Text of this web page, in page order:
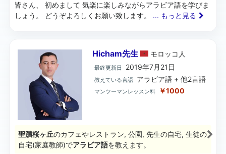
皆さん、 初めまして 気楽に楽しみながらアラビア語を学びま
しょう。 どうぞよろしくお願い致します。 ... もっと見る
Hicham先生 モロッコ 人
最終更新日 2019年7月21日
教えている言語 アラビア語 + 他2言語
マンツーマンレッスン料 ￥1000
聖蹟桜ヶ丘のカフェやレストラン, 公園, 先生の自宅, 生徒の
自宅(家庭教師)でアラビア語を教えます。